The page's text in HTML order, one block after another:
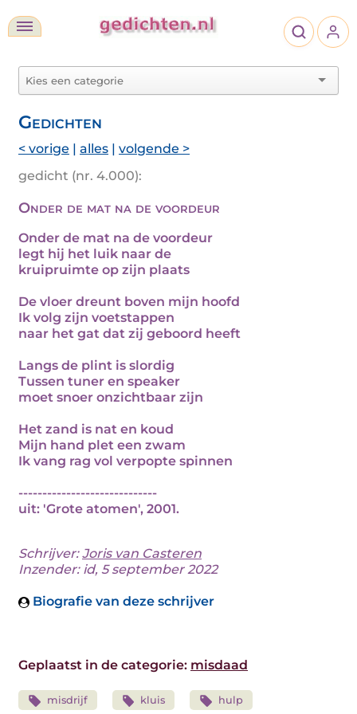
Gedichten
< vorige | alles | volgende >
gedicht (nr. 4.000):
Onder de mat na de voordeur
Onder de mat na de voordeur
legt hij het luik naar de
kruipruimte op zijn plaats
De vloer dreunt boven mijn hoofd
Ik volg zijn voetstappen
naar het gat dat zij geboord heeft
Langs de plint is slordig
Tussen tuner en speaker
moet snoer onzichtbaar zijn
Het zand is nat en koud
Mijn hand plet een zwam
Ik vang rag vol verpopte spinnen
-----------------------------
uit: 'Grote atomen', 2001.
Schrijver:Joris van Casteren
Inzender: id, 5 september 2022
Biografie van deze schrijver
Geplaatst in de categorie: misdaad
misdrijf kluis hulp